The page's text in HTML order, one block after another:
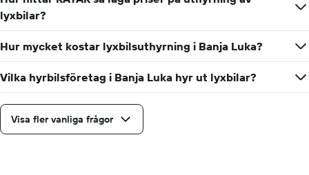
lyxbilar?
Hur mycket kostar lyxbilsuthyrning i Banja Luka?
Vilka hyrbilsföretag i Banja Luka hyr ut lyxbilar?
Visa fler vanliga frågor